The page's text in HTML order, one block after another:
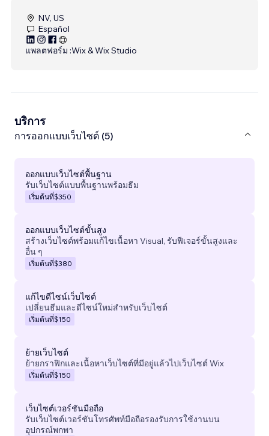
NV, US
Español
แพลตฟอร์ม :Wix & Wix Studio
บริการ
การออกแบบเว็บไซต์ (5)
ออกแบบเว็บไซต์พื้นฐาน
รับเว็บไซต์แบบพื้นฐานพร้อมธีม
เริ่มต้นที่$350
ออกแบบเว็บไซต์ขั้นสูง
สร้างเว็บไซต์พร้อมแก้ไขเนื้อหา Visual, รับฟีเจอร์ขั้นสูงและ
อื่น ๆ
เริ่มต้นที่$380
แก้ไขดีไซน์เว็บไซต์
เปลี่ยนธีมและดีไซน์ใหม่สำหรับเว็บไซต์
เริ่มต้นที่$150
ย้ายเว็บไซต์
ย้ายกราฟิกและเนื้อหาเว็บไซต์ที่มีอยู่แล้วไปเว็บไซต์ Wix
เริ่มต้นที่$150
เว็บไซต์เวอร์ชันมือถือ
รับเว็บไซต์เวอร์ชันโทรศัพท์มือถือรองรับการใช้งานบน
อุปกรณ์พกพา